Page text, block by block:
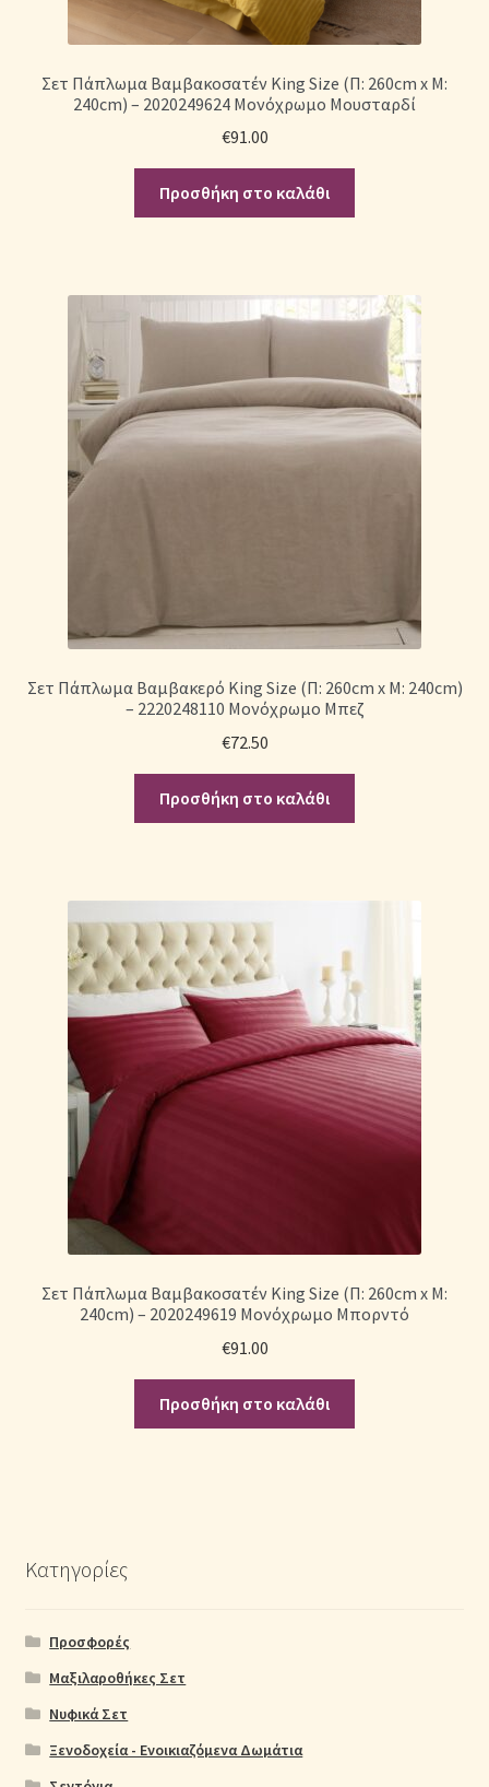
Σετ Πάπλωμα Βαμβακοσατέν King Size (Π: 260cm x Μ:
240cm) – 2020249624 Μονόχρωμο Μουσταρδί
€91.00
Προσθήκη στο καλάθι
Σετ Πάπλωμα Βαμβακερό King Size (Π: 260cm x Μ: 240cm)
– 2220248110 Μονόχρωμο Μπεζ
€72.50
Προσθήκη στο καλάθι
Σετ Πάπλωμα Βαμβακοσατέν King Size (Π: 260cm x Μ:
240cm) – 2020249619 Μονόχρωμο Μπορντό
€91.00
Προσθήκη στο καλάθι
Κατηγορίες
Προσφορές
Μαξιλαροθήκες Σετ
Νυφικά Σετ
Ξενοδοχεία - Ενοικιαζόμενα Δωμάτια